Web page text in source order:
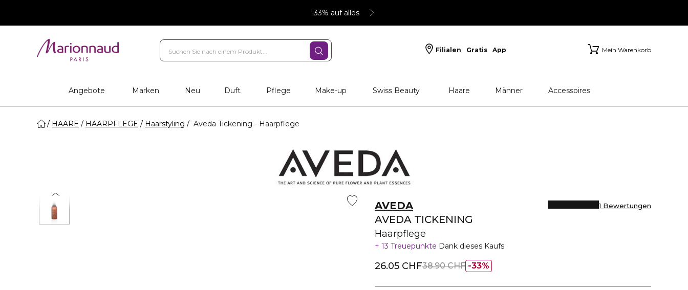
-33% auf alles
Filialen Gratis App Mein Warenkorb
Angebote
Marken Neu Duft Pflege Make-up Swiss Beauty Haare Männer Accessoires
HAARE HAARPFLEGE Haarstyling Aveda Tickening - Haarpflege
AVEDA
AVEDA TICKENING
Haarpflege
1 Bewertungen
13 Treuepunkte Dank dieses Kaufs
33%
26.05 CHF38.90 CHF